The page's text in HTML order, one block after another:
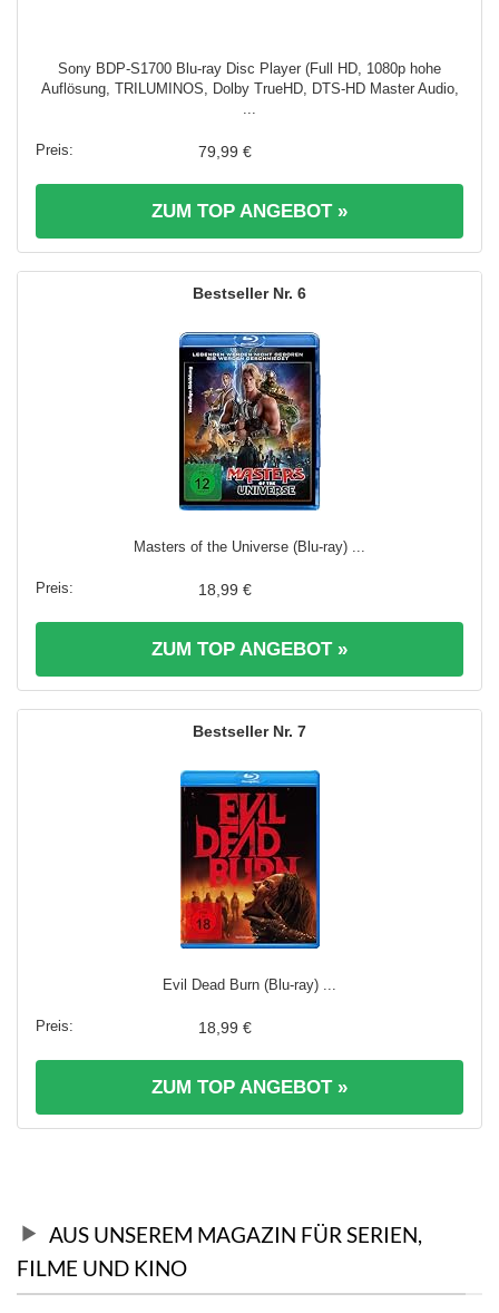
Sony BDP-S1700 Blu-ray Disc Player (Full HD, 1080p hohe
Auflösung, TRILUMINOS, Dolby TrueHD, DTS-HD Master Audio,
79,99 €
ZUM TOP ANGEBOT »
6
Masters of the Universe (Blu-ray) ...
18,99 €
ZUM TOP ANGEBOT »
7
Evil Dead Burn (Blu-ray) ...
18,99 €
ZUM TOP ANGEBOT »
AUS UNSEREM MAGAZIN FÜR SERIEN,
FILME UND KINO